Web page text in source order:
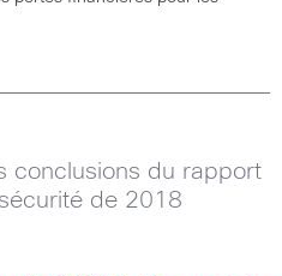
conclusions du rapport
de 2018